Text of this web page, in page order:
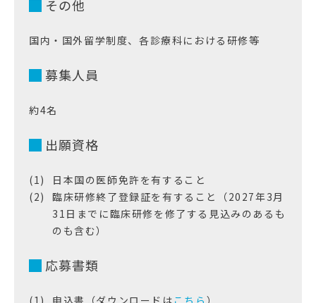
その他
国内・国外留学制度、各診療科における研修等
募集人員
約4名
出願資格
日本国の医師免許を有すること
臨床研修終了登録証を有すること（2027年3月
31日までに臨床研修を修了する見込みのあるも
のも含む）
応募書類